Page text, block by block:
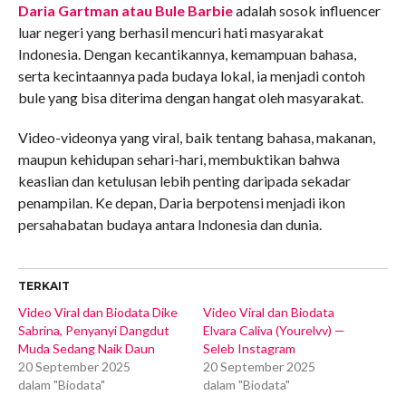
Daria Gartman atau Bule Barbieadalah sosok influencer
luar negeri yang berhasil mencuri hati masyarakat
Indonesia. Dengan kecantikannya, kemampuan bahasa,
serta kecintaannya pada budaya lokal, ia menjadi contoh
bule yang bisa diterima dengan hangat oleh masyarakat.
Video-videonya yang viral, baik tentang bahasa, makanan,
maupun kehidupan sehari-hari, membuktikan bahwa
keaslian dan ketulusan lebih penting daripada sekadar
penampilan. Ke depan, Daria berpotensi menjadi ikon
persahabatan budaya antara Indonesia dan dunia.
TERKAIT
Video Viral dan Biodata Dike
Sabrina, Penyanyi Dangdut
Muda Sedang Naik Daun
20 September 2025
dalam "Biodata"
Video Viral dan Biodata
Elvara Caliva (Yourelvv) —
Seleb Instagram
20 September 2025
dalam "Biodata"